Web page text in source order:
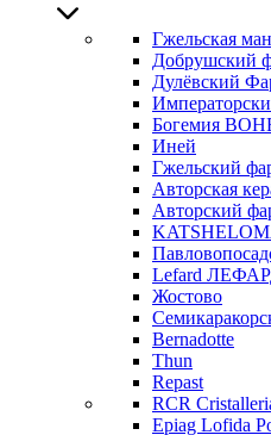
Гжельская
Добрушский
Дулёвский
Богемия
Иней
Гжельский
Авторская
Авторский
Lefard
Жостово
Bernadotte
Thun
Repast
RCR
Epiag Lofida